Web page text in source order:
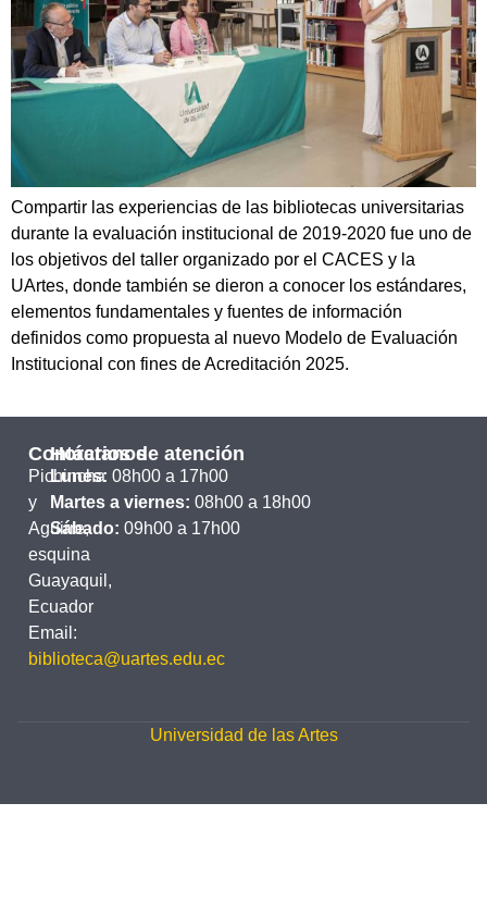
Compartir las experiencias de las bibliotecas universitarias
durante la evaluación institucional de 2019-2020 fue uno de
los objetivos del taller organizado por el CACES y la
UArtes, donde también se dieron a conocer los estándares,
elementos fundamentales y fuentes de información
definidos como propuesta al nuevo Modelo de Evaluación
Institucional con fines de Acreditación 2025.
Contáctanos
Pichincha
y
Aguirre,
esquina
Guayaquil,
Ecuador
Email:
biblioteca@uartes.edu.ec
Horarios de atención
Lunes: 08h00 a 17h00
Martes a viernes: 08h00 a 18h00
Sábado: 09h00 a 17h00
Universidad de las Artes